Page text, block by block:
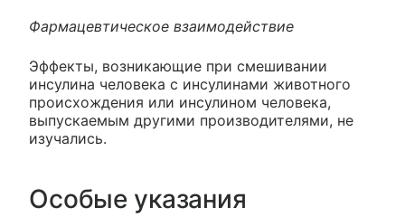
Фармацевтическое взаимодействие
Эффекты, возникающие при смешивании
инсулина человека с инсулинами животного
происхождения или инсулином человека,
выпускаемым другими производителями, не
изучались.
Особые указания